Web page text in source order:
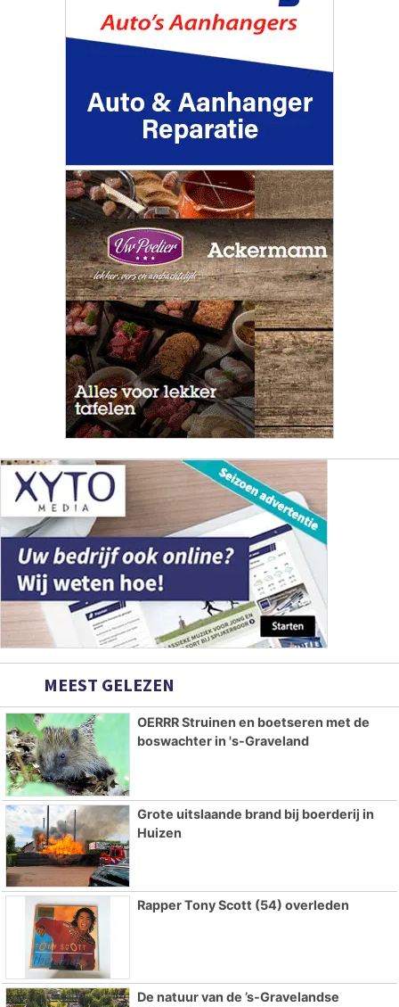
MEEST GELEZEN
OERRR Struinen en boetseren met de
boswachter in 's-Graveland
Grote uitslaande brand bij boerderij in
Huizen
Rapper Tony Scott (54) overleden
De natuur van de ’s-Gravelandse